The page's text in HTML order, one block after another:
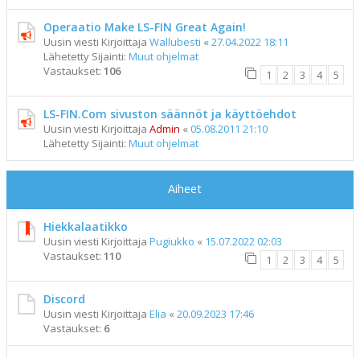
Operaatio Make LS-FIN Great Again!
Uusin viesti Kirjoittaja Wallubesti « 27.04.2022 18:11
Lähetetty Sijainti: Muut ohjelmat
Vastaukset: 106 1 2 3 4 5
LS-FIN.Com sivuston säännöt ja käyttöehdot
Uusin viesti Kirjoittaja Admin « 05.08.2011 21:10
Lähetetty Sijainti: Muut ohjelmat
Aiheet
Hiekkalaatikko
Uusin viesti Kirjoittaja Pugiukko « 15.07.2022 02:03
Vastaukset: 110 1 2 3 4 5
Discord
Uusin viesti Kirjoittaja Elia « 20.09.2023 17:46
Vastaukset: 6